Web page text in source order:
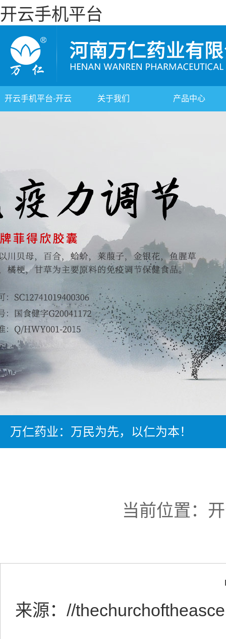
开云手机平台
开云手机平台-开云 关于我们 产品中心
万仁药业：万民为先，以仁为本！
当前位置：
来源： //